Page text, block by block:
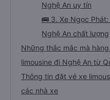
Nghệ An uy tín
🚌 3. Xe Ngọc
Nghệ An chất lượng
Những thắc mắc mà
limousine đi Nghệ An từ
Thông tin đặt vé xe
các nhà xe